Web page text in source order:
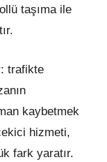
taşıma ile
trafikte
kaybetmek
hizmeti,
fark yaratır.